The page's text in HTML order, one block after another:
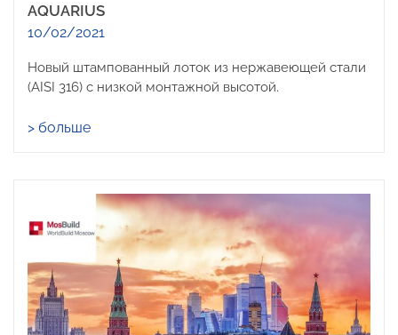
AQUARIUS
10/02/2021
Новый штампованный лоток из нержавеющей стали
(AISI 316) с низкой монтажной высотой.
> больше